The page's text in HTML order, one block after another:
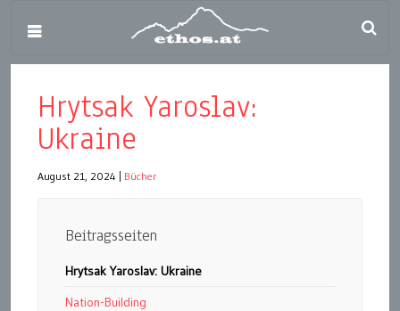
Hrytsak Yaroslav:
Ukraine
August 21, 2024 Bücher
Beitragsseiten
Hrytsak Yaroslav: Ukraine
Nation-Building